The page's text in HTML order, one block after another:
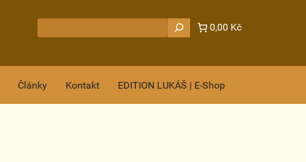
0,00 Kč
Články Kontakt EDITION LUKÁŠ | E-Shop